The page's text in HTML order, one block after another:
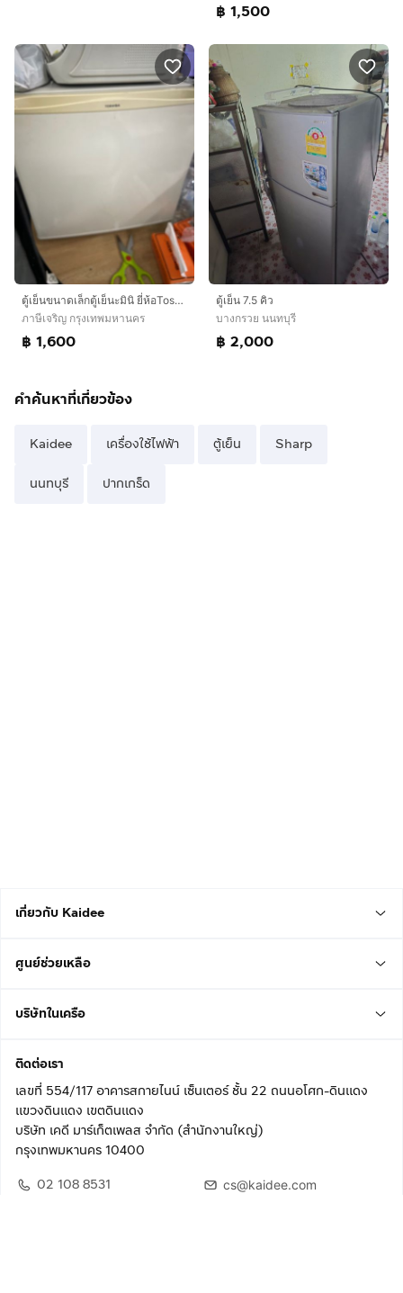
฿ 1,500
ตู้เย็นขนาดเล็กตู้เย็นะมินิ ยี่ห้อToshiba
ภาษีเจริญ กรุงเทพมหานคร
฿ 1,600
ตู้เย็น 7.5 คิว
บางกรวย นนทบุรี
฿ 2,000
คำค้นหาที่เกี่ยวข้อง
Kaidee เครื่องใช้ไฟฟ้า ตู้เย็น Sharp
นนทบุรี ปากเกร็ด
เกี่ยวกับ Kaidee
ศูนย์ช่วยเหลือ
บริษัทในเครือ
ติดต่อเรา
เลขที่ 554/117 อาคารสกายไนน์ เซ็นเตอร์ ชั้น 22 ถนนอโศก-ดินแดง
แขวงดินแดง เขตดินแดง
บริษัท เคดี มาร์เก็ตเพลส จำกัด (สำนักงานใหญ่)
กรุงเทพมหานคร 10400
02 108 8531
cs@kaidee.com